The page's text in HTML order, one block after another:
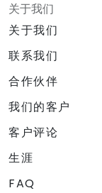
关于我们
关于我们
联系我们
合作伙伴
我们的客户
客户评论
生涯
FAQ